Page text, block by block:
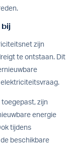
zijn
te ontstaan. Dit
zijn
energie
tijdens
beschikbare